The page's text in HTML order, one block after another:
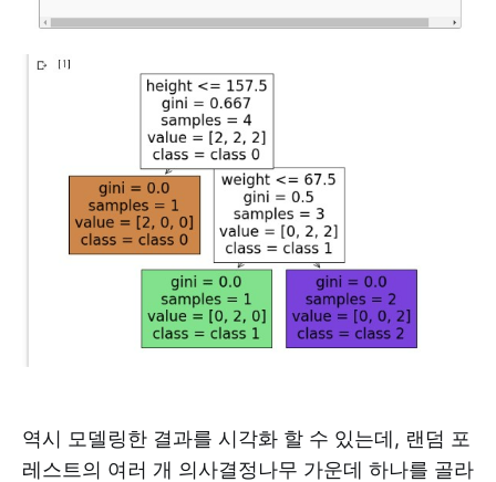
역시 모델링한 결과를 시각화 할 수 있는데, 랜덤 포
레스트의 여러 개 의사결정나무 가운데 하나를 골라